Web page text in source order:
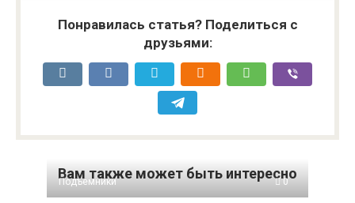
Понравилась статья? Поделиться с
друзьями:
Вам также может быть интересно
Подъемники 0